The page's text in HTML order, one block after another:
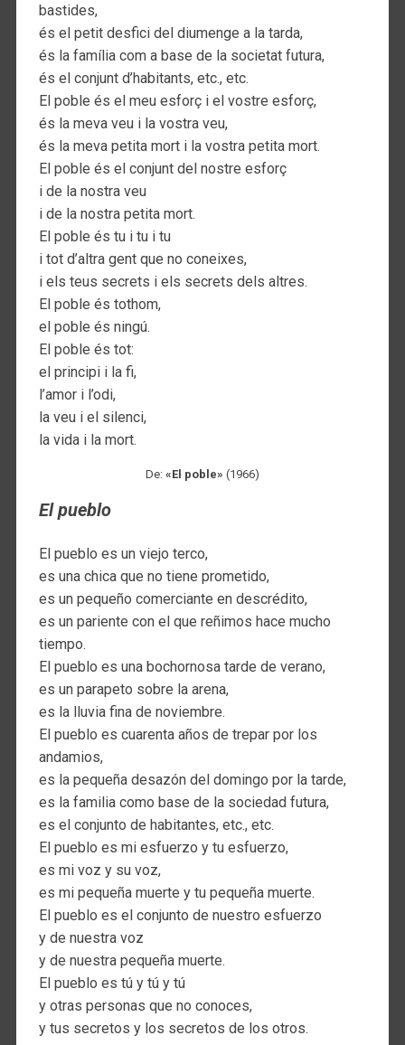
bastides,
és el petit desfici del diumenge a la tarda,
és la família com a base de la societat futura,
és el conjunt d’habitants, etc., etc.
El poble és el meu esforç i el vostre esforç,
és la meva veu i la vostra veu,
és la meva petita mort i la vostra petita mort.
El poble és el conjunt del nostre esforç
i de la nostra veu
i de la nostra petita mort.
El poble és tu i tu i tu
i tot d’altra gent que no coneixes,
i els teus secrets i els secrets dels altres.
El poble és tothom,
el poble és ningú.
El poble és tot:
el principi i la fi,
l’amor i l’odi,
la veu i el silenci,
la vida i la mort.
De: «El poble» (1966)
El pueblo
El pueblo es un viejo terco,
es una chica que no tiene prometido,
es un pequeño comerciante en descrédito,
es un pariente con el que reñimos hace mucho
tiempo.
El pueblo es una bochornosa tarde de verano,
es un parapeto sobre la arena,
es la lluvia fina de noviembre.
El pueblo es cuarenta años de trepar por los
andamios,
es la pequeña desazón del domingo por la tarde,
es la familia como base de la sociedad futura,
es el conjunto de habitantes, etc., etc.
El pueblo es mi esfuerzo y tu esfuerzo,
es mi voz y su voz,
es mi pequeña muerte y tu pequeña muerte.
El pueblo es el conjunto de nuestro esfuerzo
y de nuestra voz
y de nuestra pequeña muerte.
El pueblo es tú y tú y tú
y otras personas que no conoces,
y tus secretos y los secretos de los otros.